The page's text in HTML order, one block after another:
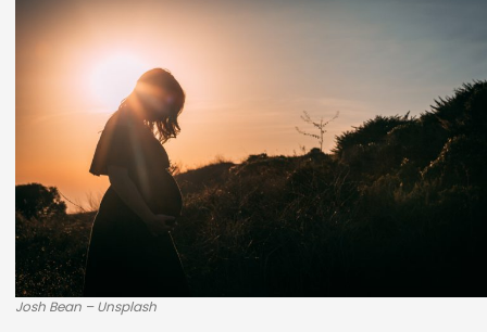
Josh Bean – Unsplash